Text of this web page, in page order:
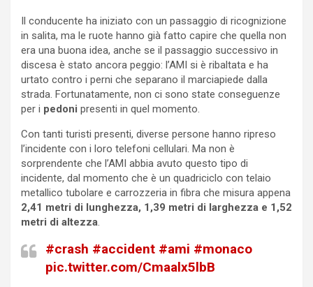
Il conducente ha iniziato con un passaggio di ricognizione
in salita, ma le ruote hanno già fatto capire che quella non
era una buona idea, anche se il passaggio successivo in
discesa è stato ancora peggio: l’AMI si è ribaltata e ha
urtato contro i perni che separano il marciapiede dalla
strada. Fortunatamente, non ci sono state conseguenze
per i pedoni presenti in quel momento.
Con tanti turisti presenti, diverse persone hanno ripreso
l’incidente con i loro telefoni cellulari. Ma non è
sorprendente che l’AMI abbia avuto questo tipo di
incidente, dal momento che è un quadriciclo con telaio
metallico tubolare e carrozzeria in fibra che misura appena
2,41 metri di lunghezza, 1,39 metri di larghezza e 1,52
metri di altezza.
#crash #accident #ami #monaco
pic.twitter.com/Cmaalx5lbB